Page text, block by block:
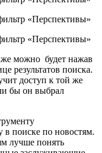
можно будет нажав
результатов поиска.
доступ к той же
бы он выбрал
поиске по новостям.
лучше понять